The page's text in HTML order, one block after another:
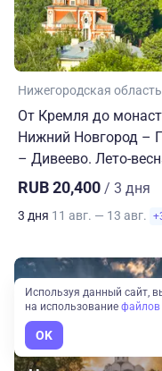
Нижегородская область
От Кремля до
Нижний Новгород –
– Дивеево. Лето-
RUB 20,400 / 3 дня
3 дня 11 авг. — 13 авг.
Используя данный сайт,
на использование файлов
OK